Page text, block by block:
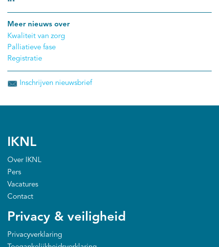
palliatieve fase’ gaat eind januari 2024 de tweede
pilot van start ten behoeve van het delen van
gegevens tussen zorgorganisaties. Zorgorganisaties
van deze gegevens tussen zorgorganisaties, kunnen
Meer nieuws over
Kwaliteit van zorg
Palliatieve fase
Registratie
Inschrijven nieuwsbrief
IKNL
Over IKNL
Pers
Vacatures
Contact
Privacy & veiligheid
Privacyverklaring